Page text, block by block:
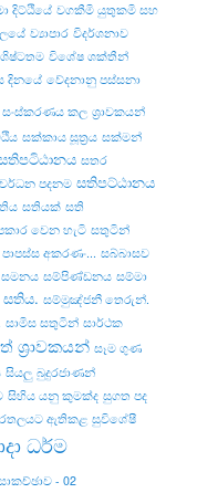
දිට්ඨියේ වගකීමි යුතුකමි සහ
ව්‍යාපාර විදර්ශනාව
විශේෂ ශක්තීන්
දිනයේ වේදනානු පස්සනා
සංස්කරණය කල ශ්‍රාවකයන්
සක්කාය සූත්‍රය සක්මන්
සතර
පදනම සතිපට්ඨානය
සතියක් සති
වෙන හැටි සතුටින්
අකරණං... සබ්බාසව
සමනය සම්පිණ්ඩනය සම්මා
සතිය. සම්මුඤ්ජනී තෙරුන්.
සාමිස සතුටින් සාර්ථක
ශ්‍රාවකයන් සෑම ගුණ
සියලු බුදුරජාණන්
සිහිය යනු කුමක්ද සුගත පද
ඇතිකළ සුවිශේෂී
ධර්ම
- 02